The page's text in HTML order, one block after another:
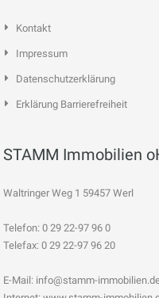
Kontakt
Impressum
Datenschutzerklärung
Erklärung Barrierefreiheit
STAMM Immobilien
Waltringer Weg 1 59457 Werl
Telefon: 0 29 22-97 96 0
Telefax: 0 29 22-97 96 20
E-Mail: info@stamm-